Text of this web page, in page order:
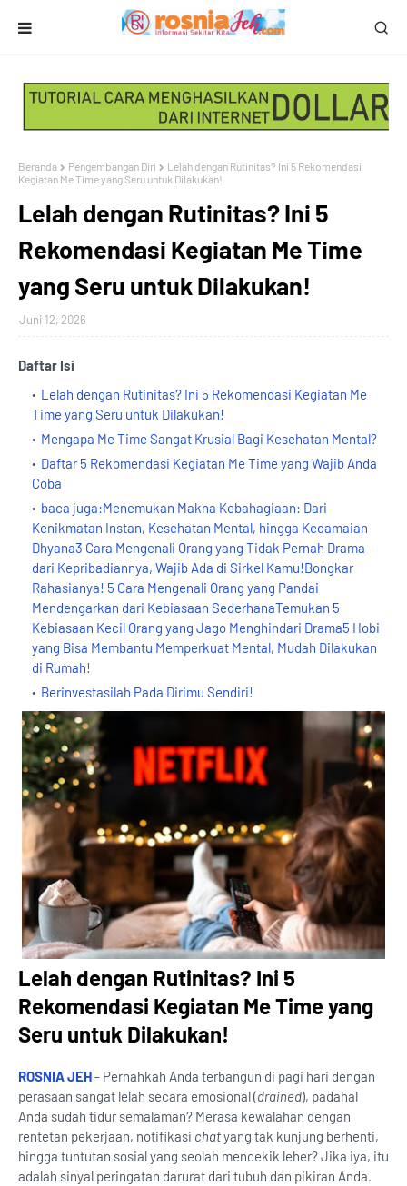
Beranda Pengembangan Diri
Lelah dengan Rutinitas? Ini 5 Rekomendasi
Kegiatan Me Time yang Seru untuk Dilakukan!
Lelah dengan Rutinitas? Ini 5
Rekomendasi Kegiatan Me Time
yang Seru untuk Dilakukan!
Juni 12, 2026
Daftar Isi
Lelah dengan Rutinitas? Ini 5 Rekomendasi Kegiatan Me
Time yang Seru untuk Dilakukan!
Mengapa Me Time Sangat Krusial Bagi Kesehatan Mental?
Daftar 5 Rekomendasi Kegiatan Me Time yang Wajib Anda
Coba
baca juga:Menemukan Makna Kebahagiaan: Dari
Kenikmatan Instan, Kesehatan Mental, hingga Kedamaian
Dhyana3 Cara Mengenali Orang yang Tidak Pernah Drama
dari Kepribadiannya, Wajib Ada di Sirkel Kamu!Bongkar
Rahasianya! 5 Cara Mengenali Orang yang Pandai
Mendengarkan dari Kebiasaan SederhanaTemukan 5
Kebiasaan Kecil Orang yang Jago Menghindari Drama5 Hobi
yang Bisa Membantu Memperkuat Mental, Mudah Dilakukan
di Rumah!
Berinvestasilah Pada Dirimu Sendiri!
Lelah dengan Rutinitas? Ini 5
Rekomendasi Kegiatan Me Time yang
Seru untuk Dilakukan!
ROSNIA JEH- Pernahkah Anda terbangun di pagi hari dengan
perasaan sangat lelah secara emosional (drained), padahal
Anda sudah tidur semalaman? Merasa kewalahan dengan
rentetan pekerjaan, notifikasi chatyang tak kunjung berhenti,
hingga tuntutan sosial yang seolah mencekik leher? Jika iya, itu
adalah sinyal peringatan darurat dari tubuh dan pikiran Anda.